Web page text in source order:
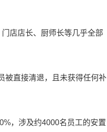
店店长、厨师长等几乎全部
被直接清退，且未获得任何补
，涉及约4000名员工的安置